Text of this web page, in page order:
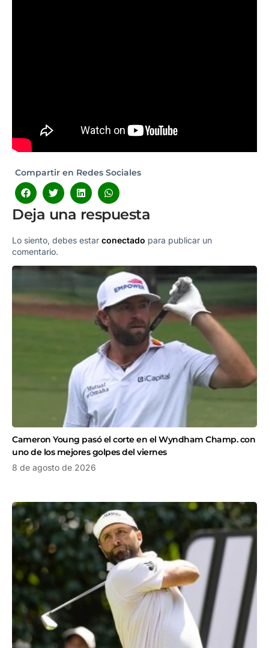
Compartir en Redes Sociales
Deja una respuesta
Lo siento, debes estar conectado para publicar un
comentario.
Cameron Young pasó el corte en el Wyndham Champ. con
uno de los mejores golpes del viernes
8 de agosto de 2026